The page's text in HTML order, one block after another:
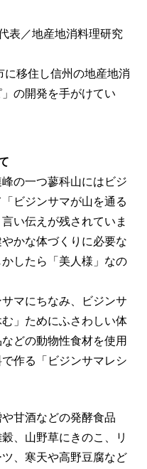
表／地産地消料理研究
移住し信州の地産地消
の開発を手がけてい
の一つ蓼科山にはビジ
ビジンサマが山を通る
い伝えが残されていま
かな体づくりに必要な
したら「美人様」なの
マにちなみ、
ビジンサ
」 ためにふさわしい体
どの動物性食材を使用
作る「 ビジンサマレシ
甘酒などの発酵食品
、山野草にきのこ、リ
、寒天や高野豆腐など